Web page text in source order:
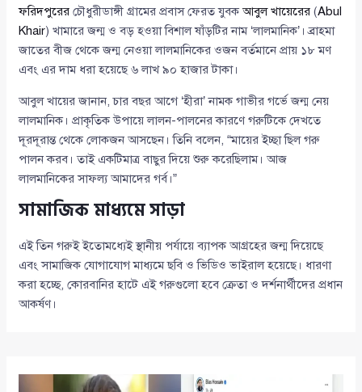
ফরিদপুরের চৌধুরীডাঙ্গী গ্রামের প্রবাস ফেরত যুবকআবুল খায়েরের (Abul
Khair) খামারে জন্ম ও বড় হওয়া বিশাল ষাঁড়টির নাম ‘লালমানিক’। ব্রাহমা
জাতের বীজ থেকে জন্ম নেওয়া লালমানিকের ওজন বর্তমানে প্রায় ১৮ মণ
এবং এর দাম ধরা হয়েছে ৬ লাখ ৯০ হাজার টাকা।
আবুল খায়ের জানান, চার বছর আগে ‘হীরা’ নামক গাভীর গর্ভে জন্ম নেয়
লালমানিক। প্রাকৃতিক উপায়ে লালন-পালনের কারণে গরুটিকে দেখতে
দূরদূরান্ত থেকে লোকজন আসছেন। তিনি বলেন, “মায়ের ইচ্ছা ছিল গরু
পালন করব। তাই একটিমাত্র বাছুর দিয়ে শুরু করেছিলাম। আজ
লালমানিকের সাফল্য আমাদের গর্ব।”
সামাজিক মাধ্যমে সাড়া
এই তিন গরুই ইতোমধ্যেই স্থানীয় পর্যায়ে ব্যাপক আগ্রহের জন্ম দিয়েছে
এবং সামাজিক যোগাযোগ মাধ্যমে ছবি ও ভিডিও ভাইরাল হয়েছে। ধারণা
করা হচ্ছে, কোরবানির হাটে এই গরুগুলো হবে ক্রেতা ও দর্শনার্থীদের প্রধান
আকর্ষণ।